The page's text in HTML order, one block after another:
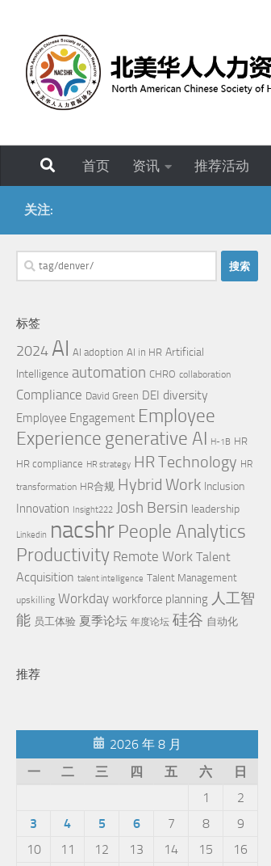
首页 资讯 推荐活动
关注:
搜
索：
标签
2024 AI AI adoption AI in HR Artificial
Intelligence automation CHRO collaboration
Compliance David Green DEI diversity
Employee Engagement Employee
Experience generative AI H-1B HR
HR compliance HR strategy HR Technology HR
transformation HR合规 Hybrid Work Inclusion
Innovation Insight222 Josh Bersin leadership
Linkedin nacshr People Analytics
Productivity Remote Work Talent
Acquisition talent intelligence Talent Management
upskilling Workday workforce planning 人工智
能 员工体验 夏季论坛 年度论坛 硅谷 自动化
推荐
2026 年 8 月
一
二 三 四 五 六
日
1
2
3
4 5 6 7 8
9
10
11 12 13 14 15
16